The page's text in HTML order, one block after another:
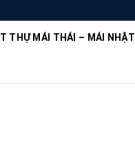
THỰ MÁI THÁI – MÁI NHẬT